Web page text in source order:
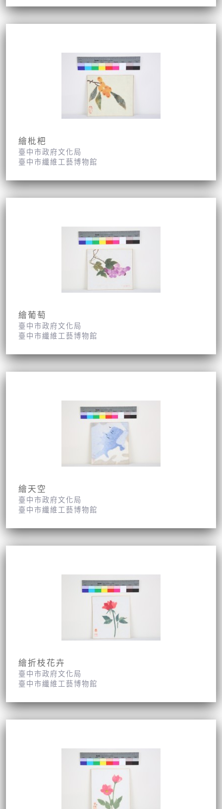
繪枇杷
臺中市政府文化局
臺中市纖維工藝博物館
繪葡萄
臺中市政府文化局
臺中市纖維工藝博物館
繪天空
臺中市政府文化局
臺中市纖維工藝博物館
繪折枝花卉
臺中市政府文化局
臺中市纖維工藝博物館